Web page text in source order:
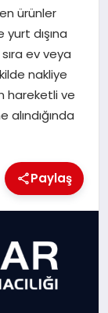
ürünler
dışına
ev veya
nakliye
hareketli ve
alındığında
Paylaş